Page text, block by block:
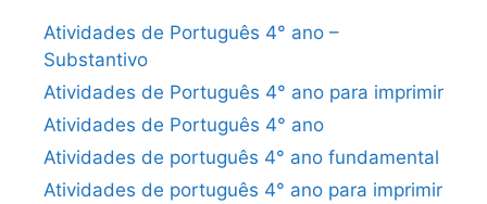
Atividades de Português 4° ano –
Substantivo
Atividades de Português 4° ano para imprimir
Atividades de Português 4° ano
Atividades de português 4° ano fundamental
Atividades de português 4° ano para imprimir